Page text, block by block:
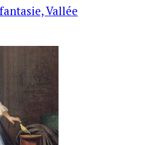
Vallée